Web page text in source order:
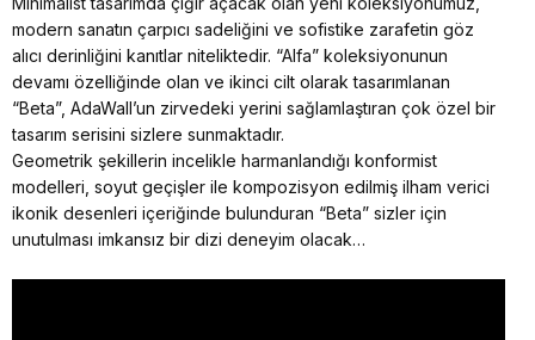
modern sanatın çarpıcı sadeliğini ve sofistike zarafetin göz
alıcı derinliğini kanıtlar niteliktedir. “Alfa” koleksiyonunun
devamı özelliğinde olan ve ikinci cilt olarak tasarımlanan
“Beta”, AdaWall’un zirvedeki yerini sağlamlaştıran çok özel bir
tasarım serisini sizlere sunmaktadır.
Geometrik şekillerin incelikle harmanlandığı konformist
modelleri, soyut geçişler ile kompozisyon edilmiş ilham verici
ikonik desenleri içeriğinde bulunduran “Beta” sizler için
unutulması imkansız bir dizi deneyim olacak…